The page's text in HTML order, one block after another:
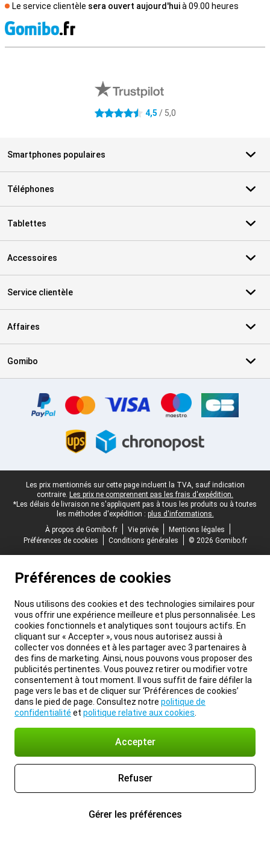
Le service clientèle sera ouvert aujourd'huià 09.00 heures
4.5 étoiles 4,5 / 5,0
Smartphones populaires
Téléphones
Tablettes
Accessoires
Service clientèle
Affaires
Gomibo
Pied-de-page légal
Les prix mentionnés sur cette page incluent la TVA, sauf indication
contraire. Les prix ne comprennent pas les frais d'expédition.
*Les délais de livraison ne s'appliquent pas à tous les produits ou à toutes
les méthodes d'expédition : plus d'informations.
À propos de Gomibo.fr
Vie privée
Mentions légales
Préférences de cookies
Conditions générales © 2026 Gomibo.fr
Préférences de cookies
Nous utilisons des cookies et des technologies similaires pour
vous offrir une expérience meilleure et plus personnalisée. Les
cookies fonctionnels et analytiques sont toujours actifs. En
cliquant sur « Accepter », vous nous autorisez aussi à
collecter vos données et à les partager avec 3 partenaires à
des fins de marketing. Ainsi, nous pouvons vous proposer des
publicités pertinentes. Vous pouvez retirer ou modifier votre
consentement à tout moment. Il vous suffit de faire défiler la
page vers le bas et de cliquer sur ‘Préférences de cookies’
dans le pied de page. Consultez notre politique de
confidentialité et politique relative aux cookies
Accepter
Refuser
Gérer les préférences